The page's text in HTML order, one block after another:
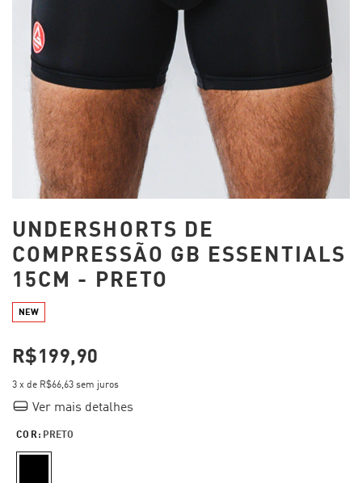
UNDERSHORTS DE
COMPRESSÃO GB ESSENTIALS
15CM - PRETO
NEW
R$199,90
3 x de R$66,63 sem juros
Ver mais detalhes
COR: PRETO